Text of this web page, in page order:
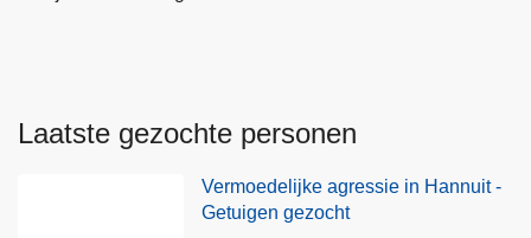
Laatste gezochte personen
Vermoedelijke agressie in Hannuit -
Getuigen gezocht